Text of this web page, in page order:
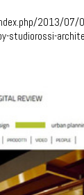
2013/07/
studiorossi-